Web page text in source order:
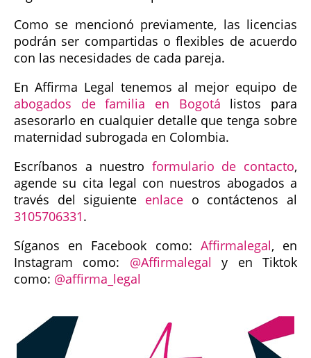
Como se mencionó previamente, las licencias
podrán ser compartidas o flexibles de acuerdo
con las necesidades de cada pareja.
En Affirma Legal tenemos al mejor equipo de
abogados de familia en Bogotá listos para
asesorarlo en cualquier detalle que tenga sobre
maternidad subrogada en Colombia.
Escríbanos a nuestro formulario de contacto,
agende su cita legal con nuestros abogados a
través del siguiente enlace o contáctenos al
3105706331.
Síganos en Facebook como: Affirmalegal, en
Instagram como: @Affirmalegal y en Tiktok
como: @affirma_legal